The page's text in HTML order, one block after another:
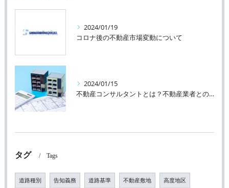
2024/01/19
コロナ後の不動産市場変動について
2024/01/15
不動産コンサルタントとは？不動産業者との違い
タグ Tags
道路種別 告知義務 道路基準 不動産敷地 高度地区